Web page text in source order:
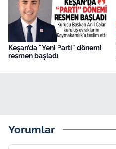
Keşan’da "Yeni Parti" dönemi
resmen başladı
Yorumlar